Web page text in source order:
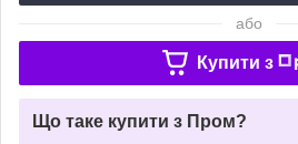
або
Купити з
Що таке купити з Пром?